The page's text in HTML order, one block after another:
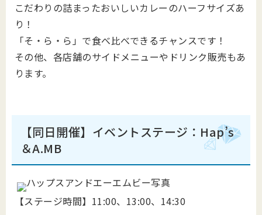
こだわりの詰まったおいしいカレーのハーフサイズあ
り！
「そ・ら・ら」で食べ比べできるチャンスです！
その他、各店舗のサイドメニューやドリンク販売もあ
ります。
【同日開催】イベントステージ：Hap’s
＆A.MB
【ステージ時間】11:00、13:00、14:30